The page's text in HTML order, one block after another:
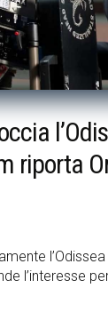
riporta
l’interesse